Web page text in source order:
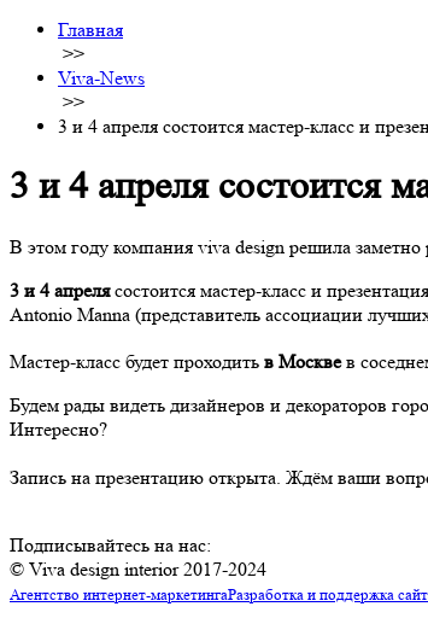
Главная
>>
Viva-News
>>
3 и 4 апреля состоится мастер-класс и
3 и 4 апреля состоится
В этом году компания viva design решила заметно
3 и 4 апрелясостоится мастер-класс и
Antonio Manna (представитель ассоциации
Мастер-класс будет проходить в Москвев
Будем рады видеть дизайнеров и декораторов
Интересно?
Запись на презентацию открыта. Ждём ваши
Подписывайтесь на нас:
© Viva design interior 2017-2024
Агентство интернет-маркетингаРазработка и поддержка